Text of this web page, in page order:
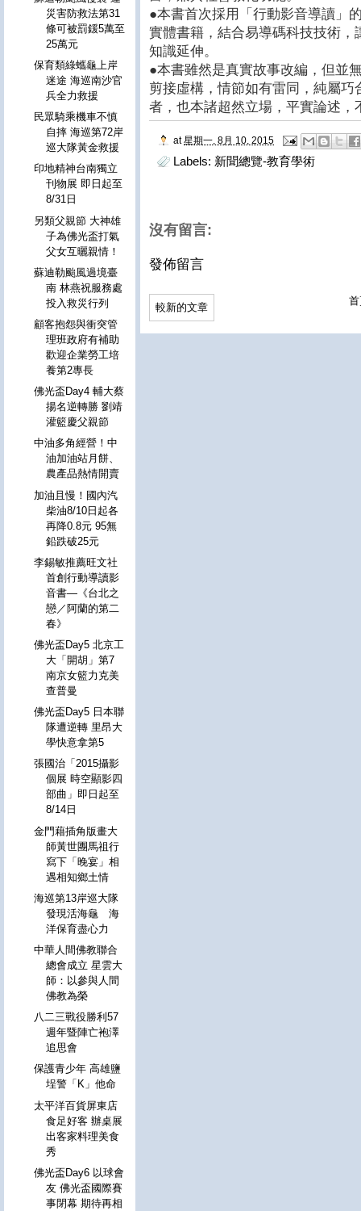
●本書首次採用「行動影音導讀」
實體書籍，結合易導碼科技技術
知識延伸。
●本書雖然是真實故事改編，但並
剪接虛構，情節如有雷同，純屬
者，也本諸超然立場，平實論述
at 星期一, 8月 10, 2015
Labels: 新聞總覽-教育學術
沒有留言:
發佈留言
較新的文章
災害防救法第31
條可被罰鍰5萬至
25萬元
保育類綠蠵龜上岸
迷途 海巡南沙官
兵全力救援
民眾騎乘機車不慎
自摔 海巡第72岸
巡大隊黃金救援
印地精神台南獨立
刊物展 即日起至
8/31日
另類父親節 大神雄
子為佛光盃打氣
父女互曬親情！
蘇迪勒颱風過境臺
南 林燕祝服務處
投入救災行列
顧客抱怨與衝突管
理班政府有補助
歡迎企業勞工培
養第2專長
佛光盃Day4 輔大蔡
揚名逆轉勝 劉靖
灌籃慶父親節
中油多角經營！中
油加油站月餅、
農產品熱情開賣
加油且慢！國內汽
柴油8/10日起各
再降0.8元 95無
鉛跌破25元
李錫敏推薦旺文社
首創行動導讀影
音書—《台北之
戀／阿蘭的第二
春》
佛光盃Day5 北京工
大「開胡」第7
南京女籃力克美
查普曼
佛光盃Day5 日本聯
隊遭逆轉 里昂大
學快意拿第5
張國治「2015攝影
個展 時空顯影四
部曲」即日起至
8/14日
金門藉插角版畫大
師黃世團馬祖行
寫下「晚宴」相
遇相知鄉土情
海巡第13岸巡大隊
發現活海龜 海
洋保育盡心力
中華人間佛教聯合
總會成立 星雲大
師：以參與人間
佛教為榮
八二三戰役勝利57
週年暨陣亡袍澤
追思會
保護青少年 高雄鹽
埕警「K」他命
太平洋百貨屏東店
食足好客 辦桌展
出客家料理美食
秀
佛光盃Day6 以球會
友 佛光盃國際賽
事閉幕 期待再相